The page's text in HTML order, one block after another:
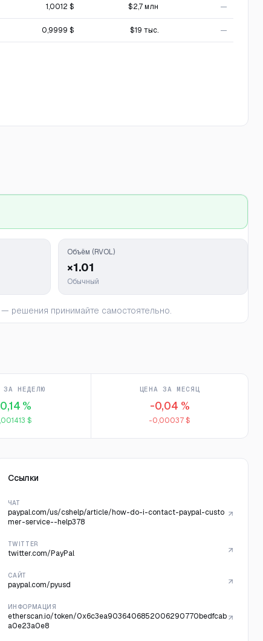
1,0012 $ $2,7 млн —
0,9999 $ $19 тыс. —
Объём (RVOL)
×1.01
Обычный
решения принимайте самостоятельно.
ЗА НЕДЕЛЮ
%
$
ЦЕНА ЗА МЕСЯЦ
-0,04 %
-0,00037 $
Ссылки
ЧАТ
paypal.com/us/cshelp/article/how-do-i-contact-paypal-custo
mer-service--help378
TWITTER
twitter.com/PayPal
САЙТ
paypal.com/pyusd
ИНФОРМАЦИЯ
etherscan.io/token/0x6c3ea9036406852006290770bedfcab
a0e23a0e8